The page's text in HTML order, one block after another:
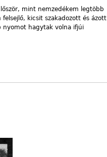
mint nemzedékem legtöbb
kicsit szakadozott és ázott
nyomot hagytak volna ifjúi